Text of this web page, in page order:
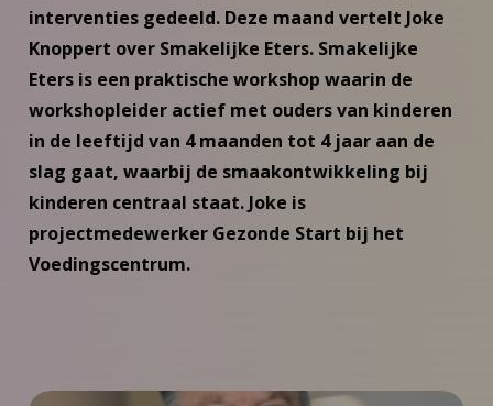
interventies gedeeld. Deze maand vertelt Joke
Knoppert over Smakelijke Eters. Smakelijke
Eters is een praktische workshop waarin de
workshopleider actief met ouders van kinderen
in de leeftijd van 4 maanden tot 4 jaar aan de
slag gaat, waarbij de smaakontwikkeling bij
kinderen centraal staat. Joke is
projectmedewerker Gezonde Start bij het
Voedingscentrum.